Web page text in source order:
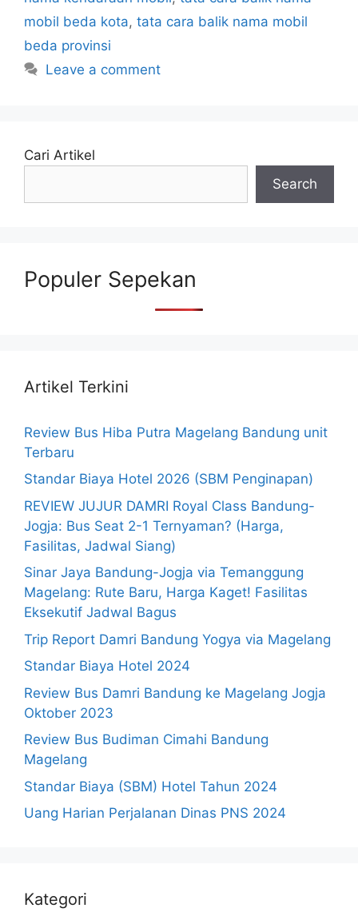
mobil beda kota, tata cara balik nama mobil
beda provinsi
Leave a comment
Cari Artikel
Search
Populer Sepekan
Artikel Terkini
Review Bus Hiba Putra Magelang Bandung unit
Terbaru
Standar Biaya Hotel 2026 (SBM Penginapan)
REVIEW JUJUR DAMRI Royal Class Bandung-
Jogja: Bus Seat 2-1 Ternyaman? (Harga,
Fasilitas, Jadwal Siang)
Sinar Jaya Bandung-Jogja via Temanggung
Magelang: Rute Baru, Harga Kaget! Fasilitas
Eksekutif Jadwal Bagus
Trip Report Damri Bandung Yogya via Magelang
Standar Biaya Hotel 2024
Review Bus Damri Bandung ke Magelang Jogja
Oktober 2023
Review Bus Budiman Cimahi Bandung
Magelang
Standar Biaya (SBM) Hotel Tahun 2024
Uang Harian Perjalanan Dinas PNS 2024
Kategori